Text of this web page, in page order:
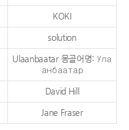
KOKI
solution
Ulaanbaatar 몽골어명: Ула
анбаатар
David Hill
Jane Fraser